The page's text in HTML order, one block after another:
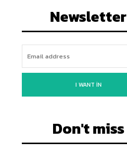
Newsletter
I WANT IN
Don't miss